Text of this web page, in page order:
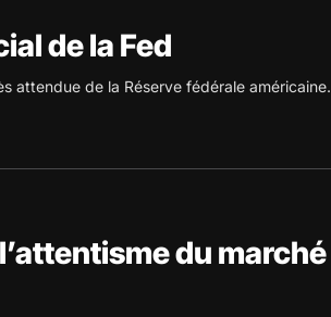
de la Fed
attendue de la Réserve fédérale américaine.
du marché